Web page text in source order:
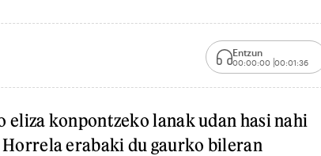
Entzun
00:00:00 00:01:36
eliza konpontzeko lanak udan hasi nahi
erabaki du gaurko bileran